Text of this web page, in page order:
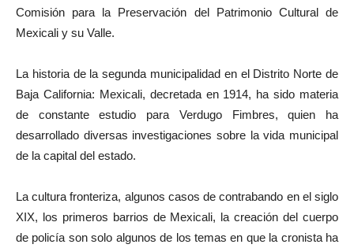
Comisión para la Preservación del Patrimonio Cultural de
Mexicali y su Valle.
La historia de la segunda municipalidad en el Distrito Norte de
Baja California: Mexicali, decretada en 1914, ha sido materia
de constante estudio para Verdugo Fimbres, quien ha
desarrollado diversas investigaciones sobre la vida municipal
de la capital del estado.
La cultura fronteriza, algunos casos de contrabando en el siglo
XIX, los primeros barrios de Mexicali, la creación del cuerpo
de policía son solo algunos de los temas en que la cronista ha